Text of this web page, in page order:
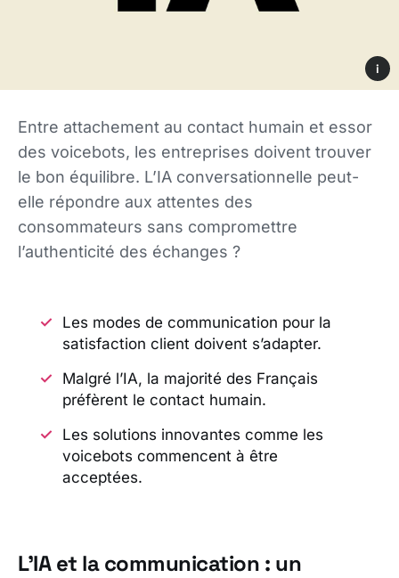
i
Entre attachement au contact humain et essor
des voicebots, les entreprises doivent trouver
le bon équilibre. L’IA conversationnelle peut-
elle répondre aux attentes des
consommateurs sans compromettre
l’authenticité des échanges ?
Les modes de communication pour la
satisfaction client doivent s’adapter.
Malgré l’IA, la majorité des Français
préfèrent le contact humain.
Les solutions innovantes comme les
voicebots commencent à être
acceptées.
L’IA et la communication : un